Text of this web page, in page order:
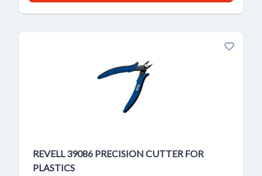
REVELL 39086 PRECISION CUTTER FOR
PLASTICS